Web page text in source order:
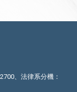
、法律系分機：